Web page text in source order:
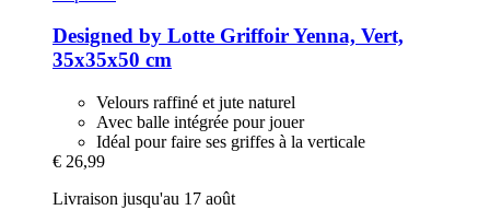
Designed by Lotte Griffoir Yenna, Vert,
35x35x50 cm
Velours raffiné et jute naturel
Avec balle intégrée pour jouer
Idéal pour faire ses griffes à la verticale
€ 26,99
Livraison jusqu'au 17 août